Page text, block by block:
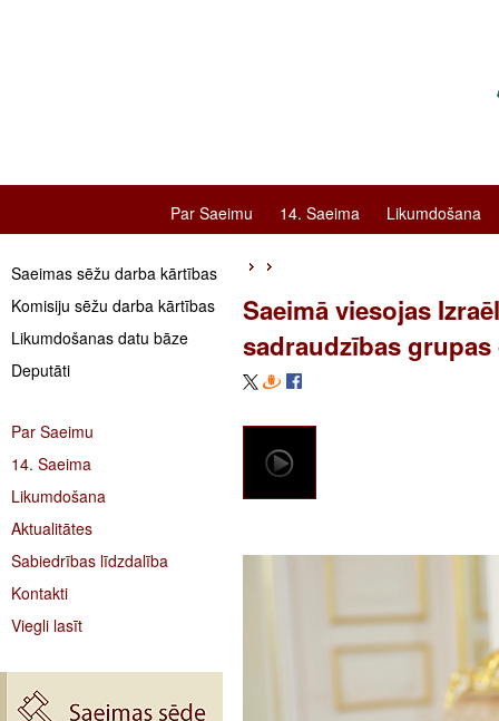
Par Saeimu 14. Saeima Likumdošana
Saeimas sēžu darba kārtības
Komisiju sēžu darba kārtības
Likumdošanas datu bāze
Deputāti
Par Saeimu
14. Saeima
Likumdošana
Aktualitātes
Sabiedrības līdzdalība
Kontakti
Viegli lasīt
Saeimā viesojas
sadraudzības